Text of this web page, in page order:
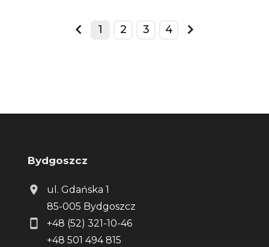
prev
1 2 3 4
next
Bydgoszcz
ul. Gdańska 1
85-005 Bydgoszcz
+48 (52) 321-10-46
+48 501 494 815